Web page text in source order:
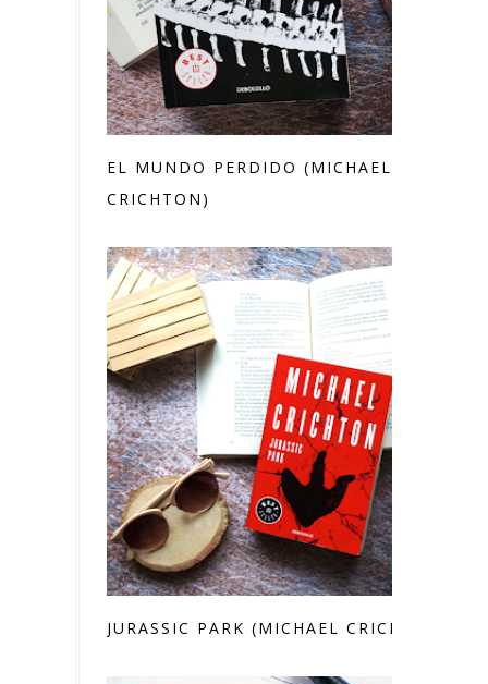
EL MUNDO PERDIDO (MICHAEL
CRICHTON)
JURASSIC PARK (MICHAEL CRICHTON)